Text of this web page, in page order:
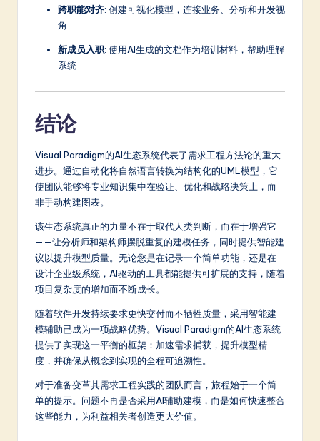
跨职能对齐: 创建可视化模型，连接业务、分析和开发视
角
新成员入职: 使用AI生成的文档作为培训材料，帮助理解
系统
结论
Visual Paradigm的AI生态系统代表了需求工程方法论的重大
进步。通过自动化将自然语言转换为结构化的UML模型，它
使团队能够将专业知识集中在验证、优化和战略决策上，而
非手动构建图表。
该生态系统真正的力量不在于取代人类判断，而在于增强它
——让分析师和架构师摆脱重复的建模任务，同时提供智能建
议以提升模型质量。无论您是在记录一个简单功能，还是在
设计企业级系统，AI驱动的工具都能提供可扩展的支持，随着
项目复杂度的增加而不断成长。
随着软件开发持续要求更快交付而不牺牲质量，采用智能建
模辅助已成为一项战略优势。Visual Paradigm的AI生态系统
提供了实现这一平衡的框架：加速需求捕获，提升模型精
度，并确保从概念到实现的全程可追溯性。
对于准备变革其需求工程实践的团队而言，旅程始于一个简
单的提示。问题不再是否采用AI辅助建模，而是如何快速整合
这些能力，为利益相关者创造更大价值。